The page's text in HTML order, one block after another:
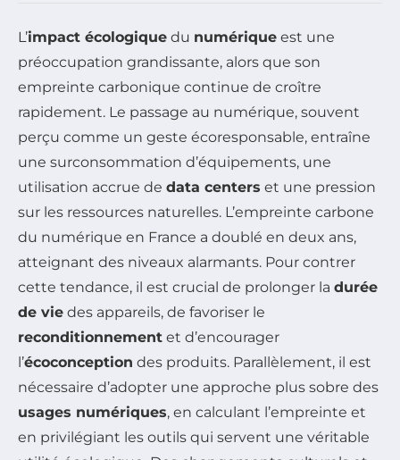
L’impact écologique du numérique est une
préoccupation grandissante, alors que son
empreinte carbonique continue de croître
rapidement. Le passage au numérique, souvent
perçu comme un geste écoresponsable, entraîne
une surconsommation d’équipements, une
utilisation accrue de data centers et une pression
sur les ressources naturelles. L’empreinte carbone
du numérique en France a doublé en deux ans,
atteignant des niveaux alarmants. Pour contrer
cette tendance, il est crucial de prolonger la durée
de vie des appareils, de favoriser le
reconditionnement et d’encourager
l’écoconception des produits. Parallèlement, il est
nécessaire d’adopter une approche plus sobre des
usages numériques, en calculant l’empreinte et
en privilégiant les outils qui servent une véritable